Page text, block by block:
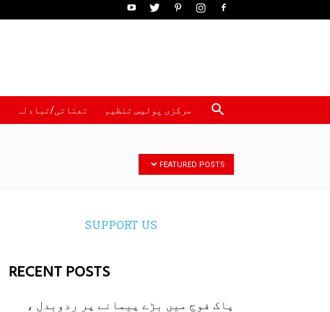
تعناتی/تبادلہ مرکزی پولیس تنظیم
پولیس
FEATURED POSTS
SUPPORT US
RECENT POSTS
پاک فوج میں بڑے پیمانے پر ردوبدل ،